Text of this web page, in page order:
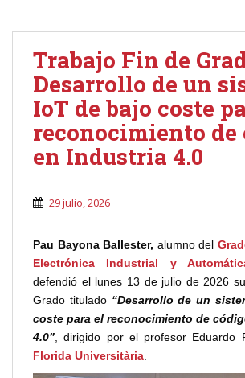
Trabajo Fin de
Desarrollo de un
IoT de bajo coste
reconocimiento de
en Industria 4.0
29 julio, 2026
Pau Bayona Ballester, alumno del
Electrónica Industrial y
defendió el lunes 13 de julio de 2026
Grado titulado “Desarrollo de un
coste para el reconocimiento de
4.0”, dirigido por el profesor Eduardo
Florida Universitària.